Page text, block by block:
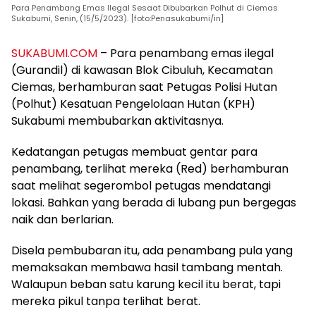
Para Penambang Emas Ilegal Sesaat Dibubarkan Polhut di Ciemas
Sukabumi, Senin, (15/5/2023). [foto:Penasukabumi/in]
SUKABUMI.COM – Para penambang emas ilegal
(Gurandil) di kawasan Blok Cibuluh, Kecamatan
Ciemas, berhamburan saat Petugas Polisi Hutan
(Polhut) Kesatuan Pengelolaan Hutan (KPH)
Sukabumi membubarkan aktivitasnya.
Kedatangan petugas membuat gentar para
penambang, terlihat mereka (Red) berhamburan
saat melihat segerombol petugas mendatangi
lokasi. Bahkan yang berada di lubang pun bergegas
naik dan berlarian.
Disela pembubaran itu, ada penambang pula yang
memaksakan membawa hasil tambang mentah.
Walaupun beban satu karung kecil itu berat, tapi
mereka pikul tanpa terlihat berat.